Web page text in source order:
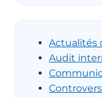
Actualités
Audit